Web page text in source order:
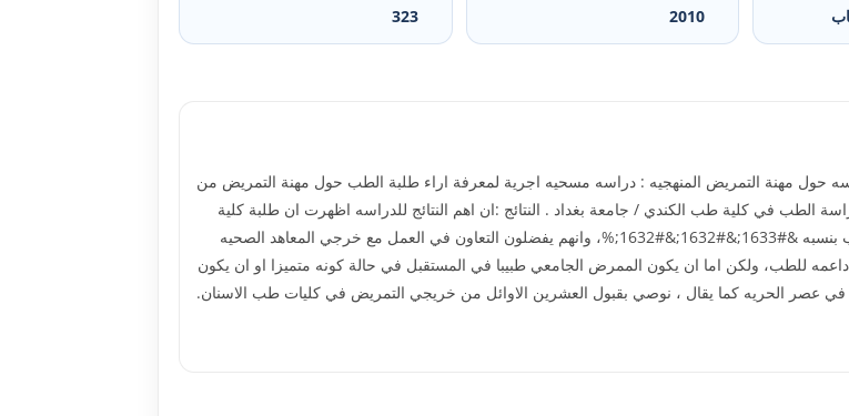
2010
323
حول مهنة التمريض المنهجيه : دراسه مسحيه اجرية لمعرفة اراء طلبة الطب حول مهنة التمريض من
الطب في كلية طب الكندي / جامعة بغداد . النتائج :ان اهم النتائج للدراسه اظهرت ان طلبة كلية
الطب يرفضون ان يقبل الاوائل من خرجي كلية التمريض في كلية الطب بنسبه &#1633;&#1632;&#1632;%، وانهم يفضلون التعاون في العمل مع خرجي المعاهد الصحيه
مهنة داعمه للطب، ولكن اما ان يكون الممرض الجامعي طبيبا في المستقبل في حالة كونه متميزا او ان يكون
في عصر الحريه كما يقال ، نوصي بقبول العشرين الاوائل من خريجي التمريض في كليات طب الاسنان.